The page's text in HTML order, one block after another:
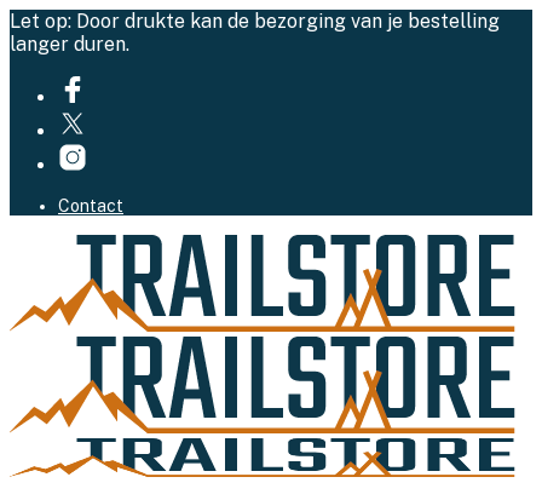
Let op: Door drukte kan de bezorging van je bestelling
langer duren.
Contact